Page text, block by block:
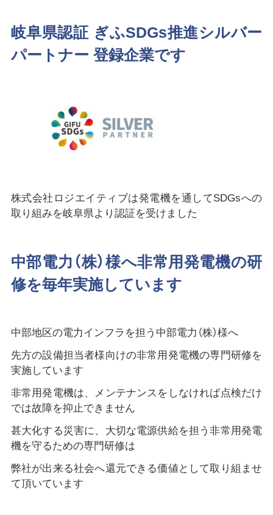
岐阜県認証 ぎふSDGs推進シルバー
パートナー 登録企業です
株式会社ロジエイティブは発電機を通してSDGsへの
取り組みを岐阜県より認証を受けました
中部電力（株）様へ非常用発電機の研
修を毎年実施しています
中部地区の電力インフラを担う中部電力（株）様へ
先方の設備担当者様向けの非常用発電機の専門研修を
実施しています
非常用発電機は、メンテナンスをしなければ点検だけ
では故障を抑止できません
甚大化する災害に、大切な電源供給を担う非常用発電
機を守るための専門研修は
弊社が出来る社会へ還元できる価値として取り組ませ
て頂いています